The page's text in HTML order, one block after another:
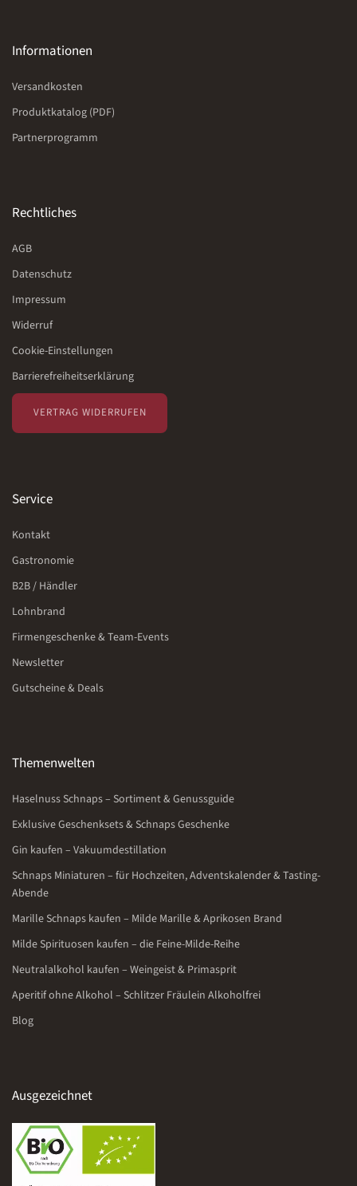
Informationen
Versandkosten
Produktkatalog (PDF)
Partnerprogramm
Rechtliches
AGB
Datenschutz
Impressum
Widerruf
Cookie-Einstellungen
Barrierefreiheitserklärung
VERTRAG WIDERRUFEN
Service
Kontakt
Gastronomie
B2B / Händler
Lohnbrand
Firmengeschenke & Team-Events
Newsletter
Gutscheine & Deals
Themenwelten
Haselnuss Schnaps – Sortiment & Genussguide
Exklusive Geschenksets & Schnaps Geschenke
Gin kaufen – Vakuumdestillation
Schnaps Miniaturen – für Hochzeiten, Adventskalender & Tasting-
Abende
Marille Schnaps kaufen – Milde Marille & Aprikosen Brand
Milde Spirituosen kaufen – die Feine-Milde-Reihe
Neutralalkohol kaufen – Weingeist & Primasprit
Aperitif ohne Alkohol – Schlitzer Fräulein Alkoholfrei
Blog
Ausgezeichnet